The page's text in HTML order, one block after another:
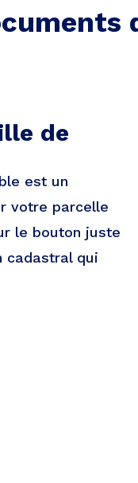
de
est un
votre parcelle
le bouton juste
cadastral qui